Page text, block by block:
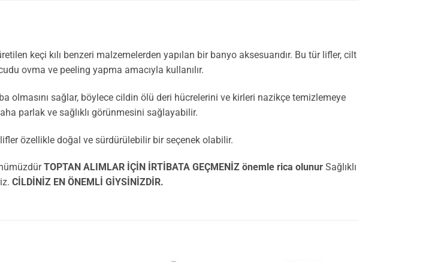
keçi kılı benzeri malzemelerden yapılan bir banyo aksesuarıdır. Bu tür lifler, cilt
ovma ve peeling yapma amacıyla kullanılır.
olmasını sağlar, böylece cildin ölü deri hücrelerini ve kirleri nazikçe temizlemeye
parlak ve sağlıklı görünmesini sağlayabilir.
özellikle doğal ve sürdürülebilir bir seçenek olabilir.
TOPTAN ALIMLAR İÇİN İRTİBATA GEÇMENİZ önemle rica olunur Sağlıklı
CİLDİNİZ EN ÖNEMLİ GİYSİNİZDİR.